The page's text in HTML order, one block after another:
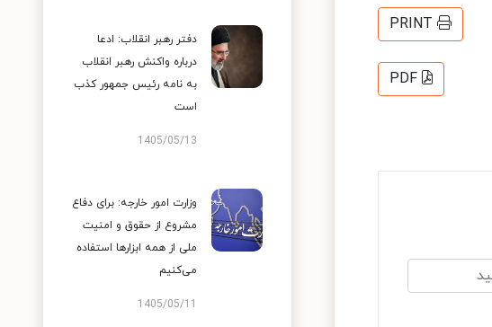
PRINT
PDF
دفتر رهبر انقلاب: ادعا
درباره واکنش رهبر انقلاب
به نامه رئیس جمهور کذب
است
1405/05/13
وزارت امور خارجه: برای دفاع
مشروع از حقوق و امنیت
ملی از همه ابزارها استفاده
می‌کنیم
1405/05/11